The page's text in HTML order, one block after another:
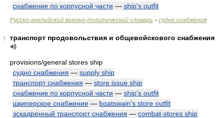
снабжение по корпусной части — ship's outfit
Русско-английский военно-политический словарь > судно снабжения
7 транспорт продовольствия и общевойскового снабжения
provisions/general stores ship
судно снабжения — supply ship
транспорт снабжения — store issue ship
снабжение по корпусной части — ship's outfit
шкиперское снабжение — boatswain's store outfit
эскадренный транспорт снабжения — combat-stores ship